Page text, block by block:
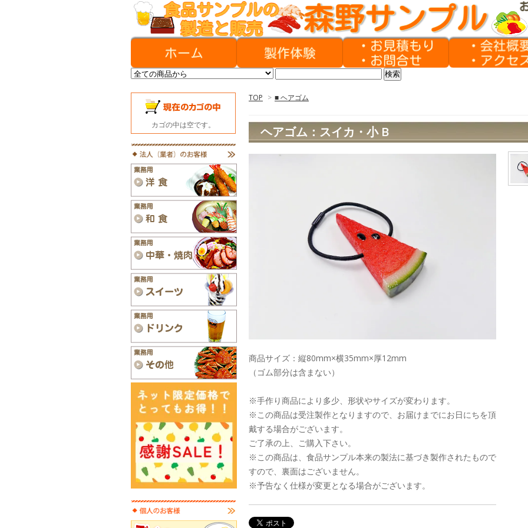
TOP > ■ ヘアゴム
ヘアゴム：スイカ・小 B
商品サイズ：縦80mm×横35mm×厚12mm
（ゴム部分は含まない）
※手作り商品により多少、形状やサイズが変わります。
※この商品は受注製作となりますので、お届けまでにお日にちを頂
戴する場合がございます。
ご了承の上、ご購入下さい。
※この商品は、食品サンプル本来の製法に基づき製作されたもので
すので、裏面はございません。
※予告なく仕様が変更となる場合がございます。
カゴの中は空です。